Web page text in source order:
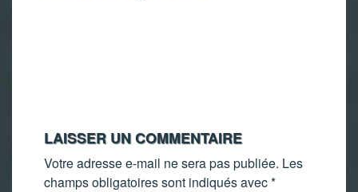
LAISSER UN COMMENTAIRE
Votre adresse e-mail ne sera pas publiée. Les
champs obligatoires sont indiqués avec*